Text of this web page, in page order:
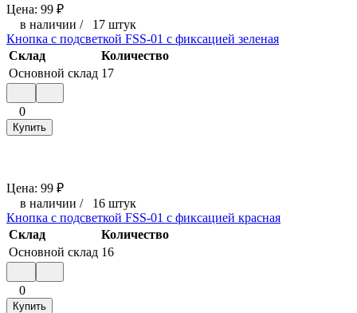
Цена: 99 ₽
в наличии / 17 штук
Кнопка с подсветкой FSS-01 с фиксацией зеленая
Склад
Количество
Основной склад 17
0
Купить
Цена: 99 ₽
в наличии / 16 штук
Кнопка с подсветкой FSS-01 с фиксацией красная
Склад
Количество
Основной склад 16
0
Купить